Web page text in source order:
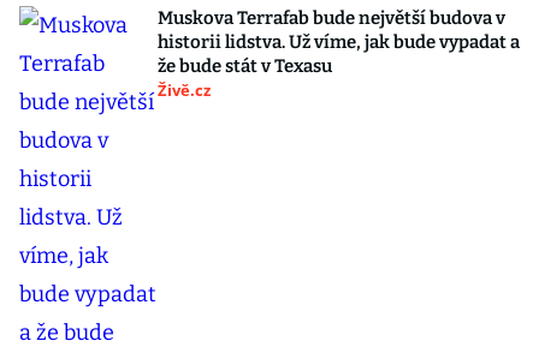
Muskova Terrafab bude největší budova v
historii lidstva. Už víme, jak bude vypadat a
že bude stát v Texasu
Živě.cz